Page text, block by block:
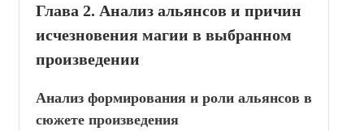
Глава 2. Анализ альянсов и причин
исчезновения магии в выбранном
произведении
Анализ формирования и роли альянсов в
сюжете произведения